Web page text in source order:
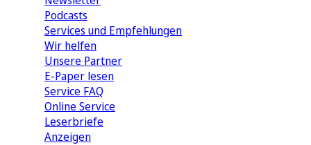
Podcasts
Services und Empfehlungen
Wir helfen
Unsere Partner
E-Paper lesen
Service FAQ
Online Service
Leserbriefe
Anzeigen